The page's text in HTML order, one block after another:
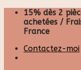
Skip
content
15% dès 2
achetées /
France
Contactez-moi